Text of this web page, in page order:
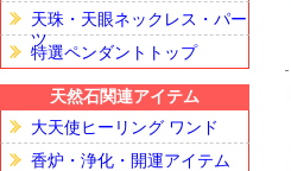
天珠・天眼ネックレス・パー
ツ
特選ペンダントトップ
天然石関連アイテム
大天使ヒーリング ワンド
香炉・浄化・開運アイテム